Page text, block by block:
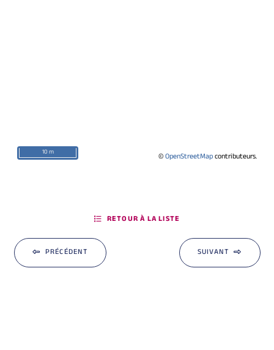
©OpenStreetMapcontributeurs.
10 m
PRÉCÉDENT
RETOUR À LA LISTE
SUIVANT